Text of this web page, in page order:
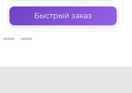
Быстрый заказ